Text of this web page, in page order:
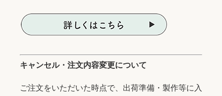
キャンセル・注文内容変更について
ご注文をいただいた時点で、出荷準備・製作等に入